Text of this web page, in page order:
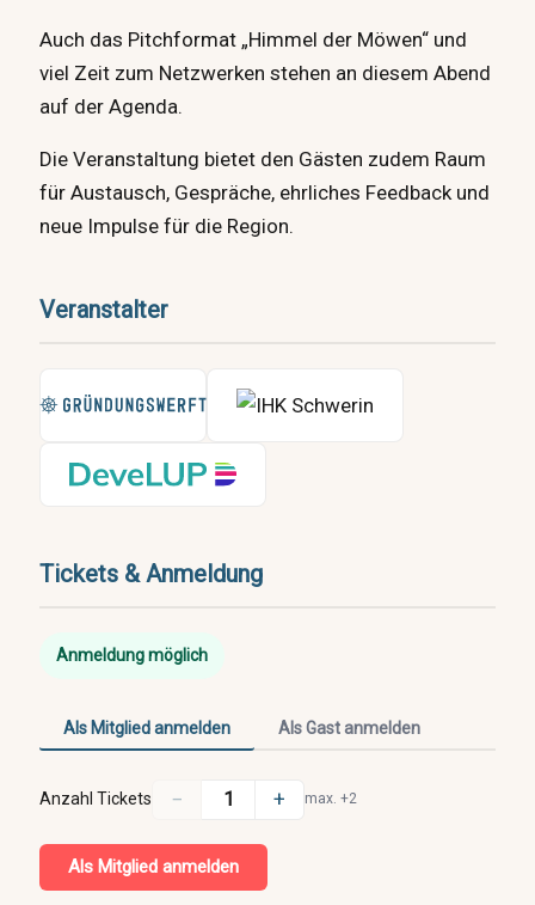
Auch das Pitchformat „Himmel der Möwen“ und
viel Zeit zum Netzwerken stehen an diesem Abend
auf der Agenda.
Die Veranstaltung bietet den Gästen zudem Raum
für Austausch, Gespräche, ehrliches Feedback und
neue Impulse für die Region.
Veranstalter
Tickets & Anmeldung
Anmeldung möglich
Als Mitglied anmelden Als Gast anmelden
Anzahl Tickets − 1 + max. +2
Als Mitglied anmelden